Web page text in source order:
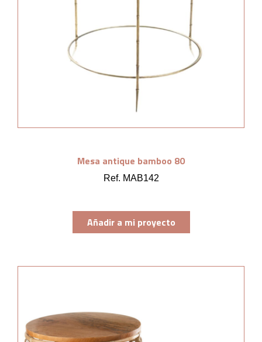
Mesa antique bamboo 80
Ref. MAB142
Añadir a mi proyecto